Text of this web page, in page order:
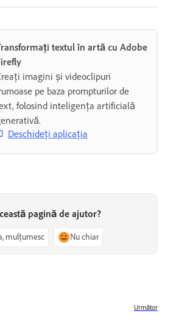
textul în artă cu Adobe
imagini și videoclipuri
pe baza prompturilor de
folosind inteligența artificială
Deschideți aplicația
pagină de ajutor?
mulțumesc Nu chiar
Următor